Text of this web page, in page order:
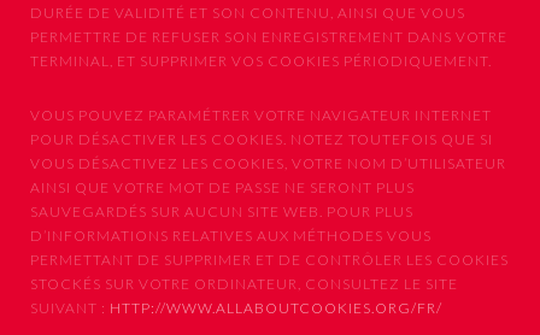
DURÉE DE VALIDITÉ ET SON CONTENU, AINSI QUE VOUS
PERMETTRE DE REFUSER SON ENREGISTREMENT DANS VOTRE
TERMINAL, ET SUPPRIMER VOS COOKIES PÉRIODIQUEMENT.
VOUS POUVEZ PARAMÉTRER VOTRE NAVIGATEUR INTERNET
POUR DÉSACTIVER LES COOKIES. NOTEZ TOUTEFOIS QUE SI
VOUS DÉSACTIVEZ LES COOKIES, VOTRE NOM D’UTILISATEUR
AINSI QUE VOTRE MOT DE PASSE NE SERONT PLUS
SAUVEGARDÉS SUR AUCUN SITE WEB. POUR PLUS
D’INFORMATIONS RELATIVES AUX MÉTHODES VOUS
PERMETTANT DE SUPPRIMER ET DE CONTRÔLER LES COOKIES
STOCKÉS SUR VOTRE ORDINATEUR, CONSULTEZ LE SITE
SUIVANT : HTTP://WWW.ALLABOUTCOOKIES.ORG/FR/